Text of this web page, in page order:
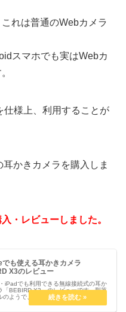
れは普通のWebカメラ
スマホでも実はWebカ
仕様上、利用することが
かきカメラを購入しま
・レビューしました。
も使える耳かきカメラ
X3のレビュー
iPadでも利用できる無線接続式の耳か
「BEBIRD X3」のレビューです。型落
のようで、2,000円で購入しました。
「BEBIRD X3」は型落ちモデルです。